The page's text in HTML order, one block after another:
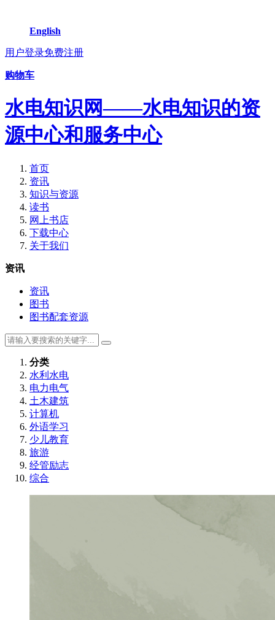
English
用户登录免费注册
购物车
水电知识网——水电知识的资
源中心和服务中心
首页
资讯
知识与资源
读书
网上书店
下载中心
关于我们
资讯
资讯
图书
图书配套资源
分类
水利水电
电力电气
土木建筑
计算机
外语学习
少儿教育
旅游
经管励志
综合